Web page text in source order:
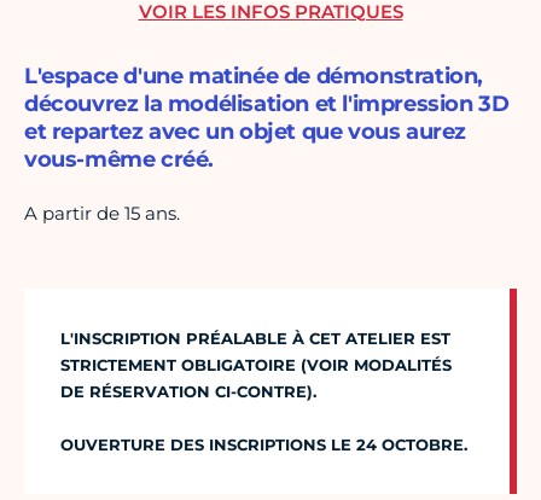
L'espace d'une matinée de démonstration,
découvrez la modélisation et l'impression 3D
et repartez avec un objet que vous aurez
vous-même créé.
A partir de 15 ans.
L'INSCRIPTION PRÉALABLE À CET ATELIER EST
STRICTEMENT OBLIGATOIRE (VOIR MODALITÉS
DE RÉSERVATION CI-CONTRE).
OUVERTURE DES INSCRIPTIONS LE 24 OCTOBRE.
VOIR LES INFOS PRATIQUES